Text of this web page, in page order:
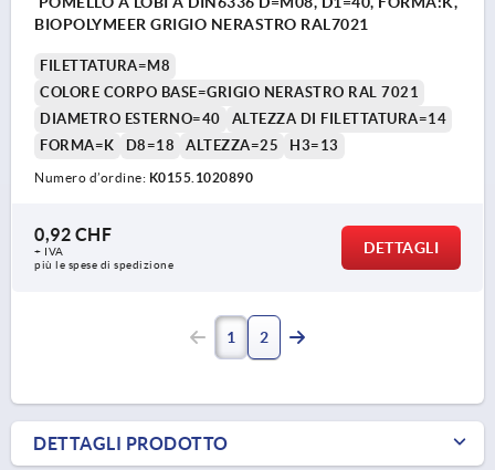
BIOPOLYMEER GRIGIO NERASTRO RAL7021
FILETTATURA=M8
COLORE CORPO BASE=GRIGIO NERASTRO RAL 7021
DIAMETRO ESTERNO=40
ALTEZZA DI FILETTATURA=14
FORMA=K
D8=18 ALTEZZA=25 H3=13
Numero d’ordine: K0155.1020890
0,92 CHF
+ IVA
più le spese di spedizione
DETTAGLI
1 2
DETTAGLI PRODOTTO